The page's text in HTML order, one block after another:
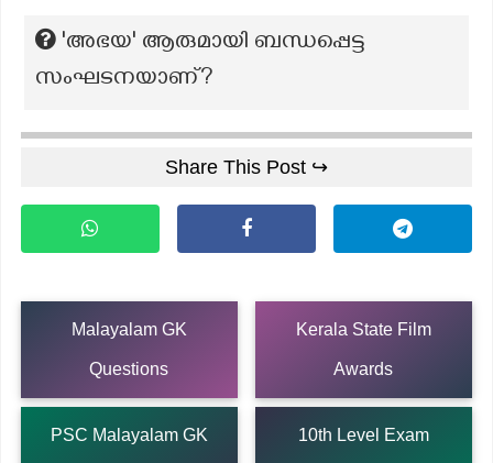
'അഭയ' ആരുമായി ബന്ധപ്പെട്ട
സംഘടനയാണ്?
Share This Post ↪
Malayalam GK
Questions
Kerala State Film
Awards
PSC Malayalam GK 10th Level Exam